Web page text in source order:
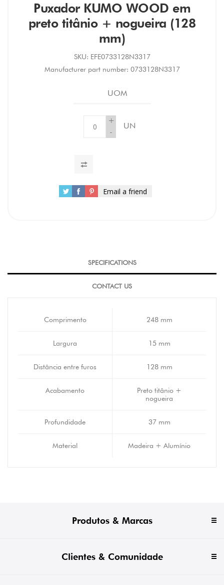
Puxador KUMO WOOD em
preto titânio + nogueira (128
mm)
SKU: EFE0733128N3317
Manufacturer part number: 0733128N3317
UOM
+
-
UN
Email a friend
SPECIFICATIONS
CONTACT US
Comprimento 248 mm
Largura 15 mm
Distância entre furos 128 mm
Acabamento
Preto titânio +
nogueira
Profundidade 37 mm
Material Madeira + Alumínio
Produtos & Marcas
Clientes & Comunidade